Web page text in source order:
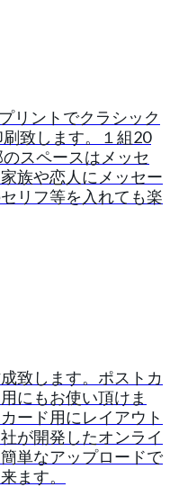
リントでクラシック
致します。１組20
スペースはメッセ
族や恋人にメッセー
リフ等を入れても楽
致します。ポストカ
にもお使い頂けま
ード用にレイアウト
が開発したオンライ
単なアップロードで
ます。